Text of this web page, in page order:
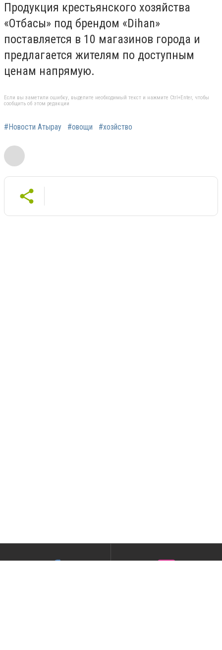
Продукция крестьянского хозяйства
«Отбасы» под брендом «Dihan»
поставляется в 10 магазинов города и
предлагается жителям по доступным
ценам напрямую.
Если вы заметили ошибку, выделите необходимый текст и нажмите Ctrl+Enter, чтобы
сообщить об этом редакции
#Новости Атырау #овощи #хозйство